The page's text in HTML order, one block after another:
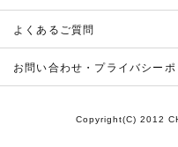
よくあるご質問
お問い合わせ・プライバシーポ
Copyright(C) 2012